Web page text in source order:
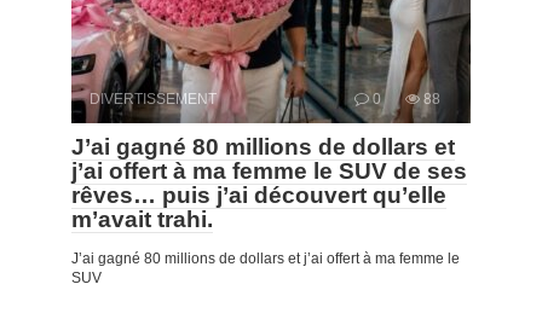
DIVERTISSEMENT 0 88
J’ai gagné 80 millions de dollars et
j’ai offert à ma femme le SUV de ses
rêves… puis j’ai découvert qu’elle
m’avait trahi.
J’ai gagné 80 millions de dollars et j’ai offert à ma femme le
SUV